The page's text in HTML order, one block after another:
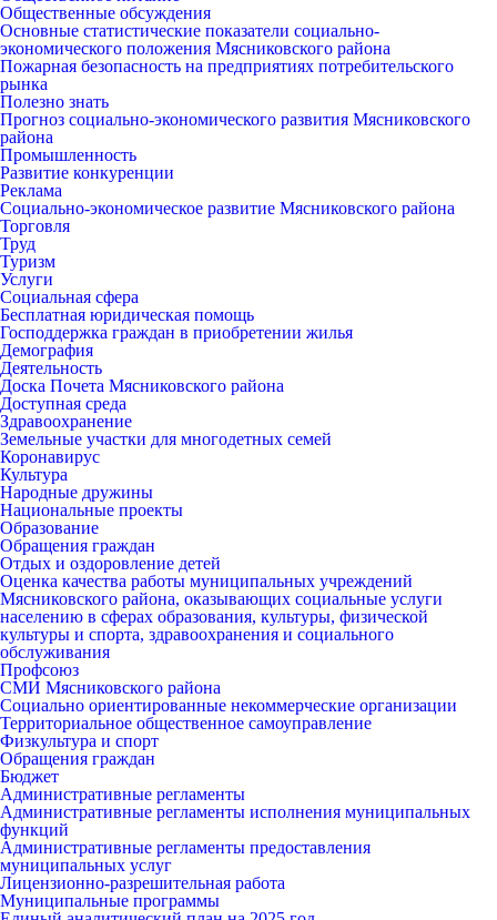
Общественные обсуждения
Основные статистические показатели социально-
экономического положения Мясниковского района
Пожарная безопасность на предприятиях потребительского
рынка
Полезно знать
Прогноз социально-экономического развития Мясниковского
района
Промышленность
Развитие конкуренции
Реклама
Социально-экономическое развитие Мясниковского района
Торговля
Труд
Туризм
Услуги
Социальная сфера
Бесплатная юридическая помощь
Господдержка граждан в приобретении жилья
Демография
Деятельность
Доска Почета Мясниковского района
Доступная среда
Здравоохранение
Земельные участки для многодетных семей
Коронавирус
Культура
Народные дружины
Национальные проекты
Образование
Обращения граждан
Отдых и оздоровление детей
Оценка качества работы муниципальных учреждений
Мясниковского района, оказывающих социальные услуги
населению в сферах образования, культуры, физической
культуры и спорта, здравоохранения и социального
обслуживания
Профсоюз
СМИ Мясниковского района
Социально ориентированные некоммерческие организации
Территориальное общественное самоуправление
Физкультура и спорт
Обращения граждан
Бюджет
Административные регламенты
Административные регламенты исполнения муниципальных
функций
Административные регламенты предоставления
муниципальных услуг
Лицензионно-разрешительная работа
Муниципальные программы